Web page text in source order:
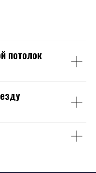
потолок